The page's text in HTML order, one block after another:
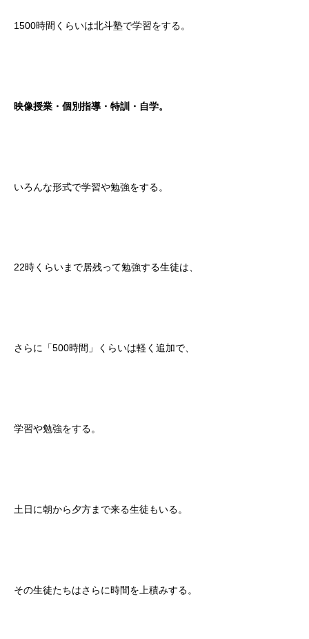
1500時間くらいは北斗塾で学習をする。
映像授業・個別指導・特訓・自学。
いろんな形式で学習や勉強をする。
22時くらいまで居残って勉強する生徒は、
さらに「500時間」くらいは軽く追加で、
学習や勉強をする。
土日に朝から夕方まで来る生徒もいる。
その生徒たちはさらに時間を上積みする。